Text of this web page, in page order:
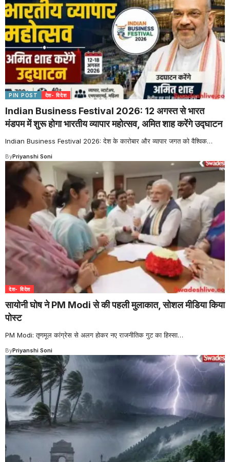
PIN POST देश- विदेश
Indian Business Festival 2026: 12 अगस्त से भारत
मंडपम में शुरू होगा भारतीय व्यापार महोत्सव, अमित शाह करेंगे उद्घाटन
Indian Business Festival 2026: देश के कारोबार और व्यापार जगत को वैश्विक…
ByPriyanshi Soni
देश- विदेश
सायोनी घोष ने PM Modi से की पहली मुलाकात, सोशल मीडिया किया
पोस्ट
PM Modi: तृणमूल कांग्रेस से अलग होकर नए राजनीतिक गुट का हिस्सा…
ByPriyanshi Soni